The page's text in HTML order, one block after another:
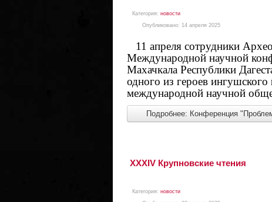
Категория: новости
Опубликовано: 14 апреля 2025
11 апреля сотрудники
Международной научной
Махачкала Республики
одного из героев
международной научной
Подробнее: Конференция
XXXIV Крупновские чтения
Категория: новости